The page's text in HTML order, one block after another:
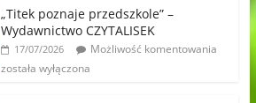
„Titek poznaje przedszkole” –
Wydawnictwo CZYTALISEK
17/07/2026
Możliwość komentowania
została wyłączona